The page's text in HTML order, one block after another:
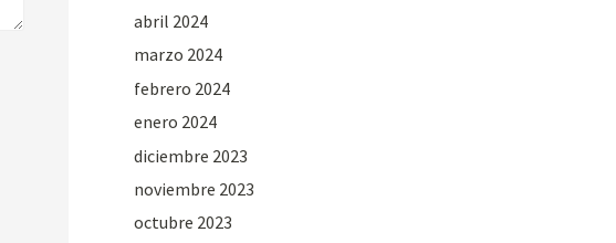
abril 2024
marzo 2024
febrero 2024
enero 2024
diciembre 2023
noviembre 2023
octubre 2023